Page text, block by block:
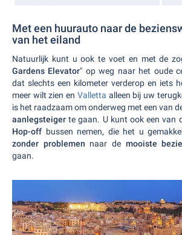
Met een huurauto naar de
van het eiland
Natuurlijk kunt u ook te voet en met de
Gardens Elevator" op weg naar het oude
dat slechts een kilometer verderop en iets
meer wilt zien en Valletta alleen bij uw
is het raadzaam om onderweg met een van
aanlegsteiger te gaan. U kunt ook een van
Hop-off bussen nemen, die het u
zonder problemen naar de mooiste
gaan.